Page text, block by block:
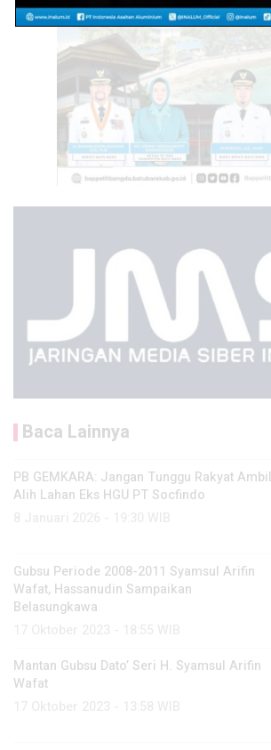
Baca Lainnya
PB GEMKARA: Jangan Tunggu Rakyat Ambil
Alih Lahan Eks HGU PT Socfindo
Gubsu Periode 2008-2011 Syamsul Arifin
Wafat, Hassanudin Sampaikan
Belasungkawa
Mantan Gubsu Dato’ Seri H. Syamsul Arifin
Wafat